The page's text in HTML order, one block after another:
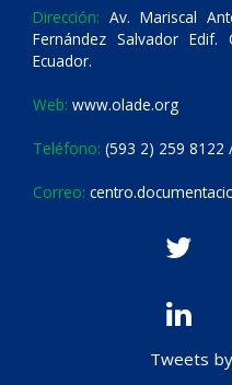
Dirección: Av. Mariscal
Fernández Salvador
Ecuador.
Web: www.olade.org
Teléfono: (593 2) 259 8122
Correo:
Tweets